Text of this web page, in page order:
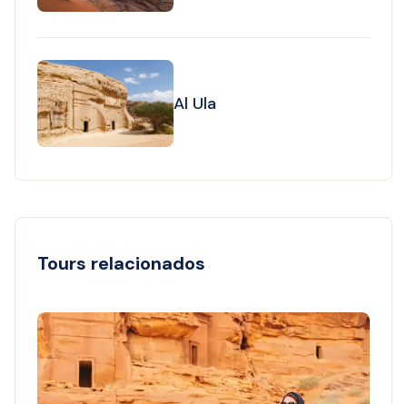
Al Ula
Tours relacionados